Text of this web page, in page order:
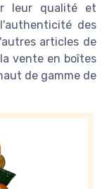
leur qualité et
des
articles de
vente en boîtes
de gamme de